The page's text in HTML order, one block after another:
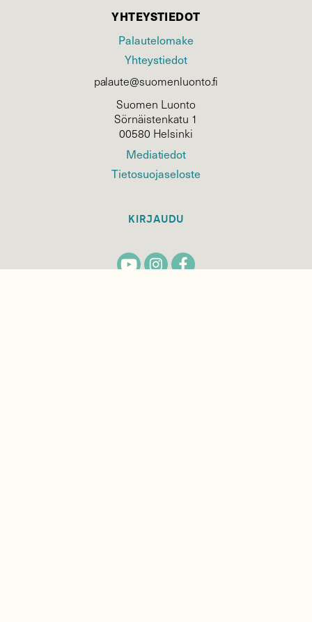
YHTEYSTIEDOT
Palautelomake
Yhteystiedot
palaute@suomenluonto.fi
Suomen Luonto
Sörnäistenkatu 1
00580 Helsinki
Mediatiedot
Tietosuojaseloste
KIRJAUDU